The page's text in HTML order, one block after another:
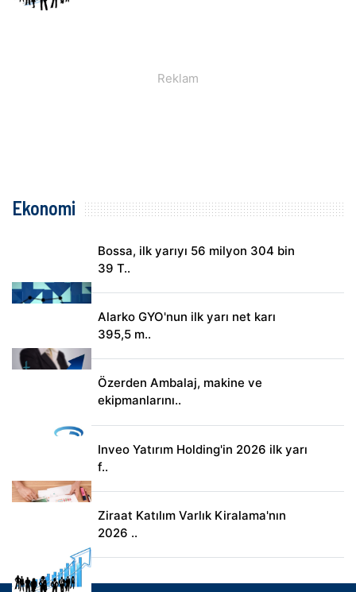
Ekonomi
Bossa, ilk yarıyı 56 milyon 304 bin
39 T..
Alarko GYO'nun ilk yarı net karı
395,5 m..
Özerden Ambalaj, makine ve
ekipmanlarını..
Inveo Yatırım Holding'in 2026 ilk yarı
f..
Ziraat Katılım Varlık Kiralama'nın
2026 ..